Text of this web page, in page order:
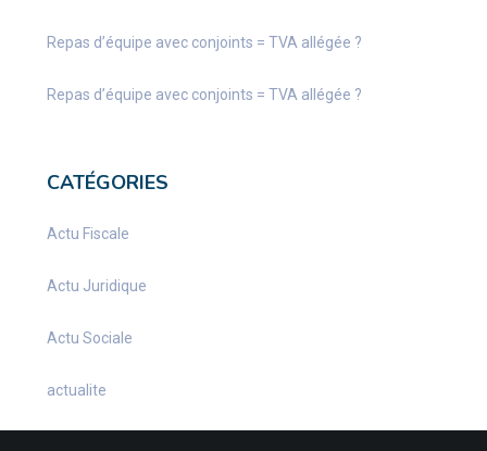
Repas d’équipe avec conjoints = TVA allégée ?
Repas d’équipe avec conjoints = TVA allégée ?
CATÉGORIES
Actu Fiscale
Actu Juridique
Actu Sociale
actualite